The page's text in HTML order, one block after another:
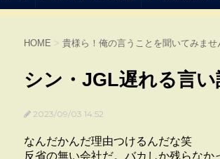
HOME > 貴様ら！俺の言うことを聞いてみませ
シン・JGL遅れる言い
2023/09/03 14:52
なんだかんだ理由つけるんだな笑
反省の無い会社だ。バカしか残らなか